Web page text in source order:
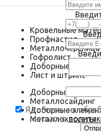
Я согласен на
согласно
Кровельные
Профнастил
Металлочерепица
Гофролист
Доборные
Лист и штрипс
Доборные
Металлосайдинг
Доборные
Металлокассеты